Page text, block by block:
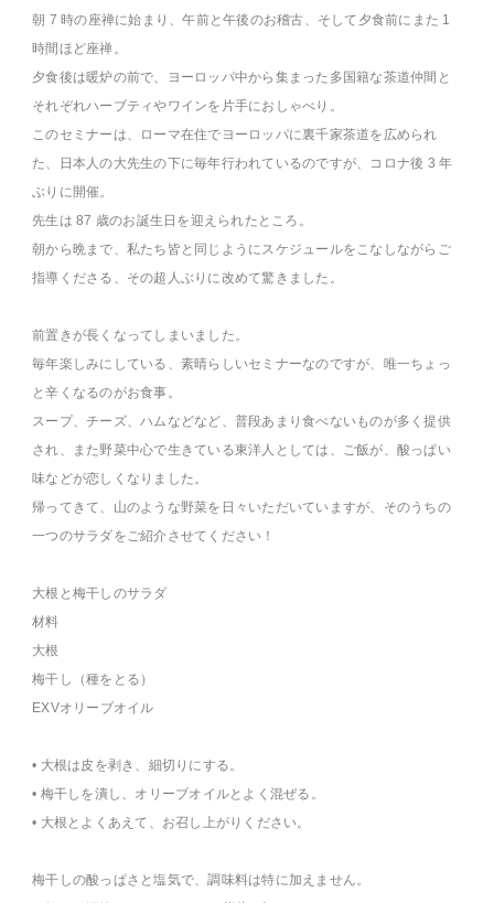
朝 7 時の座禅に始まり、午前と午後のお稽古、そして夕食前にまた 1
時間ほど座禅。
夕食後は暖炉の前で、ヨーロッパ中から集まった多国籍な茶道仲間と
それぞれハーブティやワインを片手におしゃべり。
このセミナーは、ローマ在住でヨーロッパに裏千家茶道を広められ
た、日本人の大先生の下に毎年行われているのですが、コロナ後 3 年
ぶりに開催。
先生は 87 歳のお誕生日を迎えられたところ。
朝から晩まで、私たち皆と同じようにスケジュールをこなしながらご
指導くださる、その超人ぶりに改めて驚きました。
前置きが長くなってしまいました。
毎年楽しみにしている、素晴らしいセミナーなのですが、唯一ちょっ
と辛くなるのがお食事。
スープ、チーズ、ハムなどなど、普段あまり食べないものが多く提供
され、また野菜中心で生きている東洋人としては、ご飯が、酸っぱい
味などが恋しくなりました。
帰ってきて、山のような野菜を日々いただいていますが、そのうちの
一つのサラダをご紹介させてください！
大根と梅干しのサラダ
材料
大根
梅干し（種をとる）
EXVオリーブオイル
• 大根は皮を剥き、細切りにする。
• 梅干しを潰し、オリーブオイルとよく混ぜる。
• 大根とよくあえて、お召し上がりください。
梅干しの酸っぱさと塩気で、調味料は特に加えません。